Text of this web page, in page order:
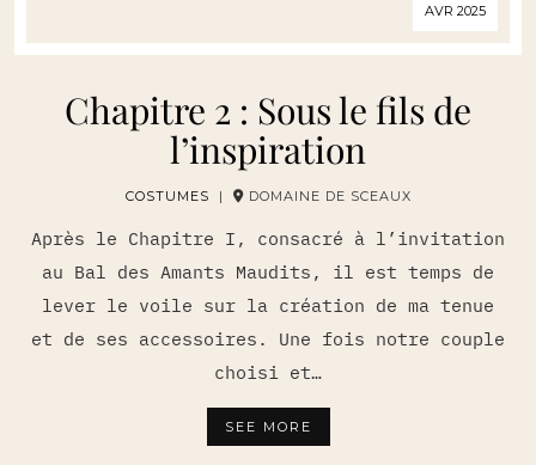
AVR 2025
Chapitre 2 : Sous le fils de
l’inspiration
COSTUMES | DOMAINE DE SCEAUX
Après le Chapitre I, consacré à l’invitation
au Bal des Amants Maudits, il est temps de
lever le voile sur la création de ma tenue
et de ses accessoires. Une fois notre couple
choisi et…
SEE MORE